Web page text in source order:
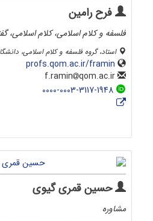
فرح رامین
فلسفه و کلام اسلامی، کلام اسلامی،
استاد، گروه فلسفه و کلام اسلامی،
profs.qom.ac.ir/framin
qom.ac.ir
0000-0003-3117-1948
حسین قمری گیوی
مشاوره